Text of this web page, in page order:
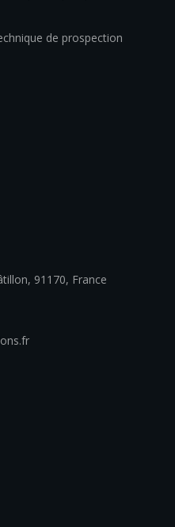
de prospection
91170, France